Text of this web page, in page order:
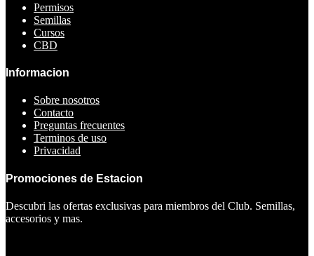
Permisos
Semillas
Cursos
CBD
Informacion
Sobre nosotros
Contacto
Preguntas frecuentes
Terminos de uso
Privacidad
Promociones de Estacion
Descubri las ofertas exclusivas para miembros del Club. Semillas,
accesorios y mas.